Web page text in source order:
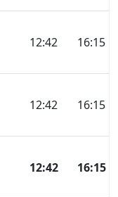
12:42 16:15
12:42 16:15
12:42 16:15